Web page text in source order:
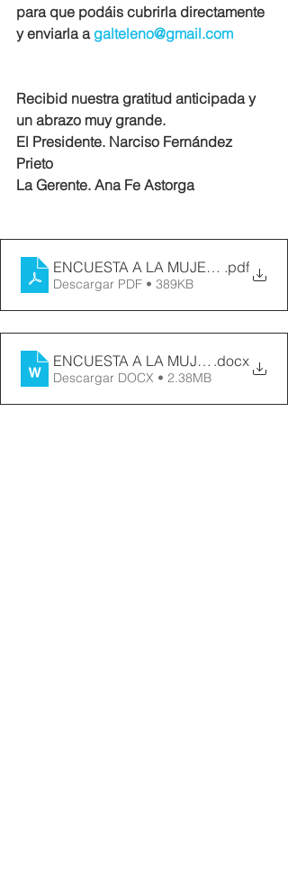
para que podáis cubrirla directamente
y enviarla a galteleno@gmail.com
Recibid nuestra gratitud anticipada y
un abrazo muy grande.
El Presidente. Narciso Fernández
Prieto
La Gerente. Ana Fe Astorga
ENCUESTA A LA MUJER .pdf
Descargar PDF • 389KB
ENCUESTA A LA MUJER.docx
Descargar DOCX • 2.38MB